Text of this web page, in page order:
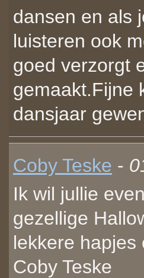
dansen en als
luisteren ook
goed verzorgt
gemaakt.Fijne
dansjaar
Coby Teske -
Ik wil jullie
gezellige
lekkere hapjes
Coby Teske